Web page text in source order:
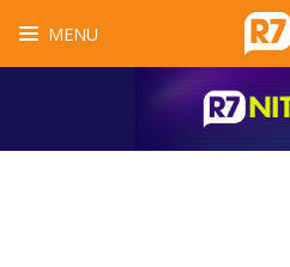
MENU